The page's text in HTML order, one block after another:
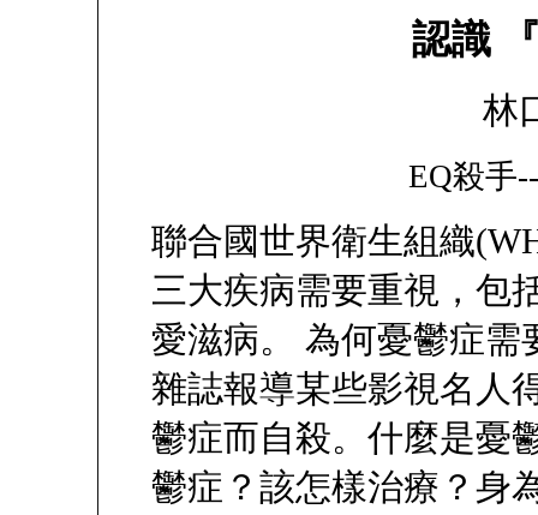
認識
林
EQ殺手
聯合國世界衛生組織
三大疾病需要重視，包
愛滋病。 為何憂鬱症
雜誌報導某些影視名人
鬱症而自殺。什麼是憂
鬱症？該怎樣治療？身